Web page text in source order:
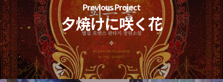
Previous Project
夕焼けに咲く花